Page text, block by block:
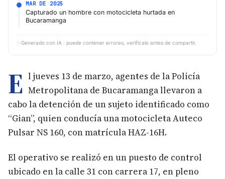
MAR DE 2025
Capturado un hombre con motocicleta hurtada en
Bucaramanga
✨ Generado con IA · puede contener errores, verifícalo antes de compartir.
E l jueves 13 de marzo, agentes de la Policía
Metropolitana de Bucaramanga llevaron a
cabo la detención de un sujeto identificado como
“Gian”, quien conducía una motocicleta Auteco
Pulsar NS 160, con matrícula HAZ-16H.
El operativo se realizó en un puesto de control
ubicado en la calle 31 con carrera 17, en pleno